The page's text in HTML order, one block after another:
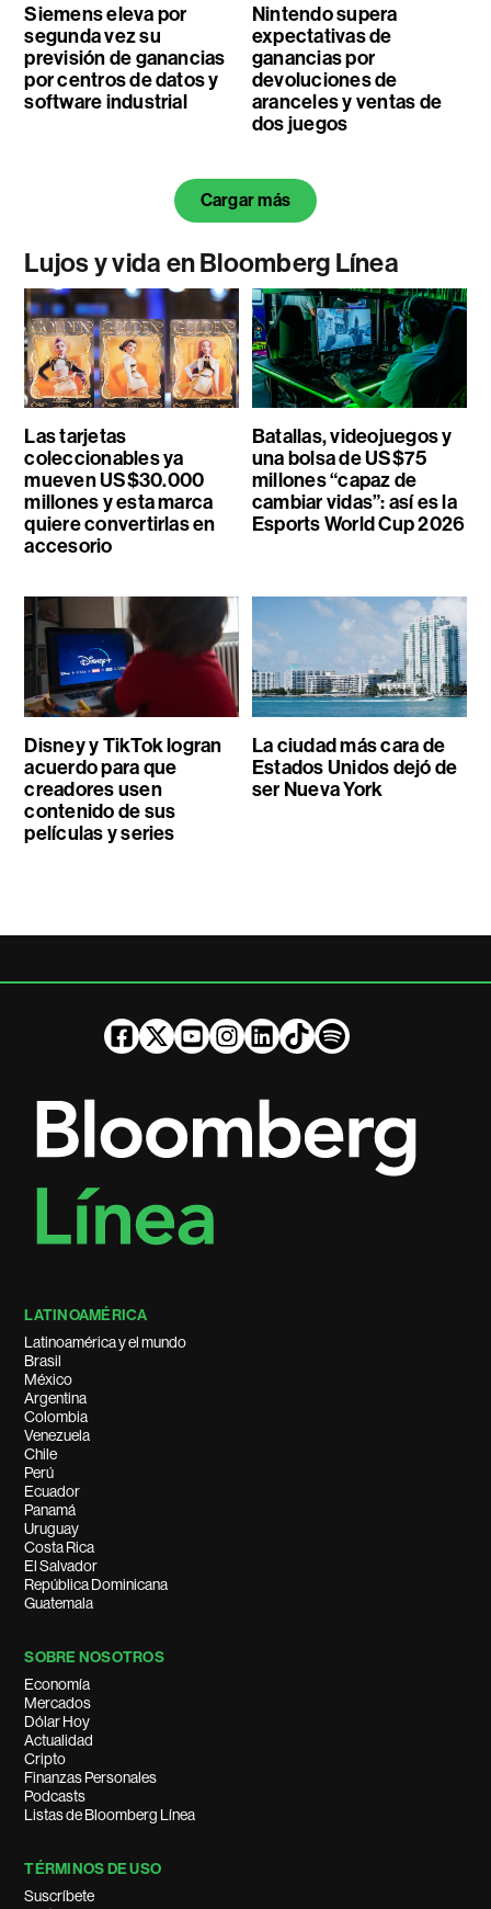
Siemens eleva por
segunda vez su
previsión de ganancias
por centros de datos y
software industrial
Nintendo supera
expectativas de
ganancias por
devoluciones de
aranceles y ventas de
dos juegos
Cargar más
Lujos y vida en Bloomberg Línea
Las tarjetas
coleccionables ya
mueven US$30.000
millones y esta marca
quiere convertirlas en
accesorio
Batallas, videojuegos y
una bolsa de US$75
millones “capaz de
cambiar vidas”: así es la
Esports World Cup 2026
Disney y TikTok logran
acuerdo para que
creadores usen
contenido de sus
películas y series
La ciudad más cara de
Estados Unidos dejó de
ser Nueva York
LATINOAMÉRICA
Latinoamérica y el mundo
Brasil
México
Argentina
Colombia
Venezuela
Chile
Perú
Ecuador
Panamá
Uruguay
Costa Rica
El Salvador
República Dominicana
Guatemala
SOBRE NOSOTROS
Economía
Mercados
Dólar Hoy
Actualidad
Cripto
Finanzas Personales
Podcasts
Listas de Bloomberg Línea
TÉRMINOS DE USO
Suscríbete